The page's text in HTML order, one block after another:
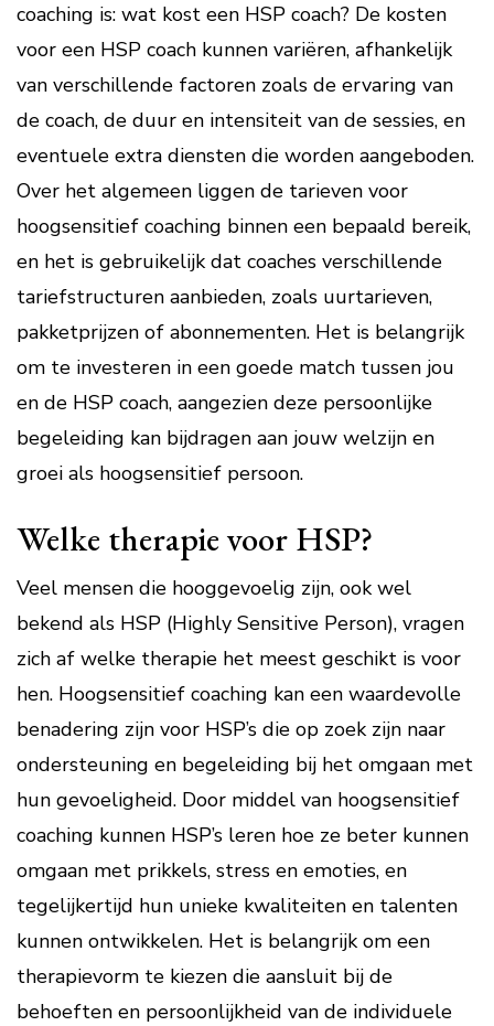
coaching is: wat kost een HSP coach? De kosten
voor een HSP coach kunnen variëren, afhankelijk
van verschillende factoren zoals de ervaring van
de coach, de duur en intensiteit van de sessies, en
eventuele extra diensten die worden aangeboden.
Over het algemeen liggen de tarieven voor
hoogsensitief coaching binnen een bepaald bereik,
en het is gebruikelijk dat coaches verschillende
tariefstructuren aanbieden, zoals uurtarieven,
pakketprijzen of abonnementen. Het is belangrijk
om te investeren in een goede match tussen jou
en de HSP coach, aangezien deze persoonlijke
begeleiding kan bijdragen aan jouw welzijn en
groei als hoogsensitief persoon.
Welke therapie voor HSP?
Veel mensen die hooggevoelig zijn, ook wel
bekend als HSP (Highly Sensitive Person), vragen
zich af welke therapie het meest geschikt is voor
hen. Hoogsensitief coaching kan een waardevolle
benadering zijn voor HSP’s die op zoek zijn naar
ondersteuning en begeleiding bij het omgaan met
hun gevoeligheid. Door middel van hoogsensitief
coaching kunnen HSP’s leren hoe ze beter kunnen
omgaan met prikkels, stress en emoties, en
tegelijkertijd hun unieke kwaliteiten en talenten
kunnen ontwikkelen. Het is belangrijk om een
therapievorm te kiezen die aansluit bij de
behoeften en persoonlijkheid van de individuele